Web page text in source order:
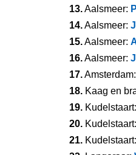
13.Aalsmeer:
14.Aalsmeer:
15.Aalsmeer:
16.Aalsmeer:
17.Amsterdam:
18. Kaag en
19. Kudelstaart:
20. Kudelstaart:
21. Kudelstaart: